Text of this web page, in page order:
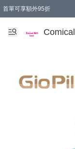
首單可享額外95折